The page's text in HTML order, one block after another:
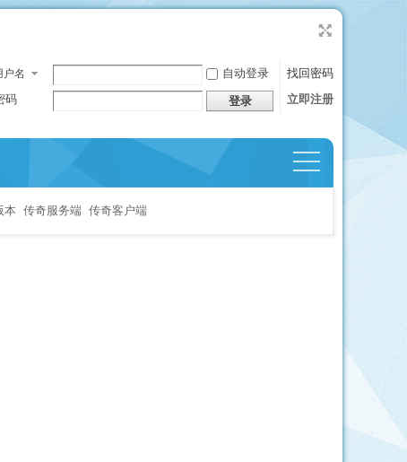
户名 自动登录
找回密码
码
登录 立即注册
本 传奇服务端 传奇客户端